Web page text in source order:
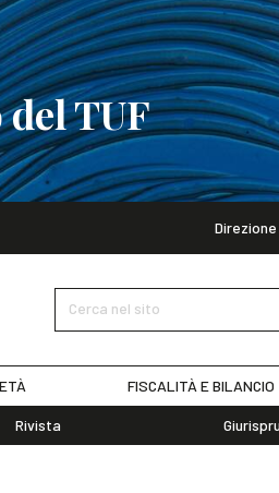
TUF
Direzione
Cerca nel sito
FISCALITÀ E BILANCIO
Rivista